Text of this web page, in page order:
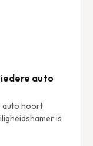
auto
auto hoort
is